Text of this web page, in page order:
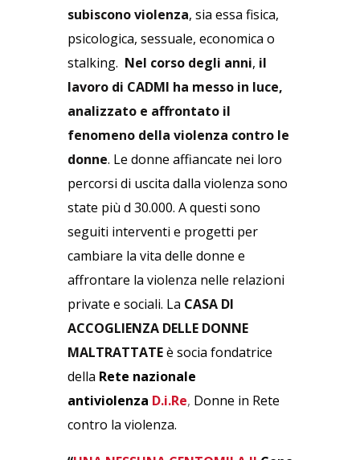
subiscono violenza, sia essa fisica,
psicologica, sessuale, economica o
stalking. Nel corso degli anni, il
lavoro di CADMI ha messo in luce,
analizzato e affrontato il
fenomeno della violenza contro le
donne. Le donne affiancate nei loro
percorsi di uscita dalla violenza sono
state più d 30.000. A questi sono
seguiti interventi e progetti per
cambiare la vita delle donne e
affrontare la violenza nelle relazioni
private e sociali. La CASA DI
ACCOGLIENZA DELLE DONNE
MALTRATTATEè socia fondatrice
della Rete nazionale
antiviolenza D.i.Re, Donne in Rete
contro la violenza.